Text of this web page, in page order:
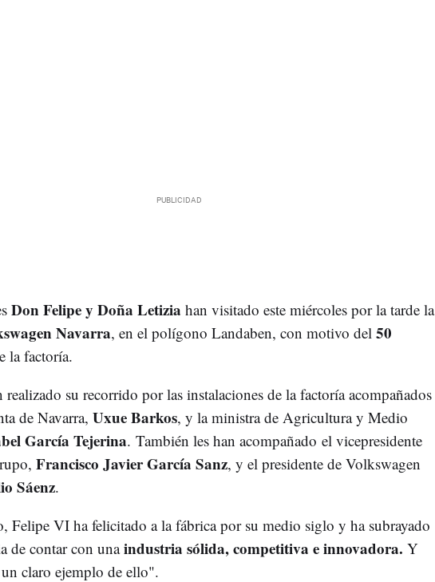
Don Felipe y Doña Letizia han visitado este miércoles por la tarde la
Navarra, en el polígono Landaben, con motivo del50
la factoría.
realizado su recorrido por las instalaciones de la factoría acompañados
de Navarra, Uxue Barkos, y la ministra de Agricultura y Medio
García Tejerina. También les han acompañado el vicepresidente
Francisco Javier García Sanz, y el presidente de Volkswagen
Sáenz.
Felipe VI ha felicitado a la fábrica por su medio siglo y ha subrayado
de contar con unaindustria sólida, competitiva e innovadora. Y
un claro ejemplo de ello".